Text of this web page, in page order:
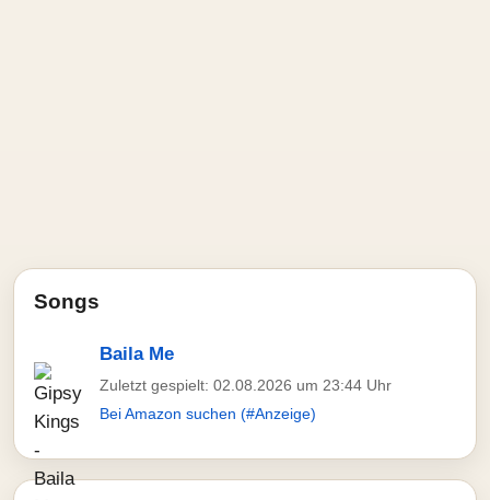
Songs
Baila Me
Zuletzt gespielt: 02.08.2026 um 23:44 Uhr
Bei Amazon suchen (#Anzeige)